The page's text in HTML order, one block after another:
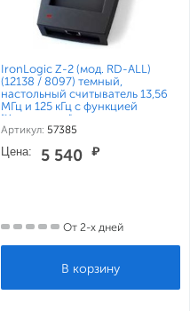
IronLogic Z-2 (мод. RD-ALL)
(12138 / 8097) темный,
настольный считыватель 13,56
МГц и 125 кГц с функцией
"Клавиатура"
Артикул: 57385
Цена: 5 540 ₽
От 2-х дней